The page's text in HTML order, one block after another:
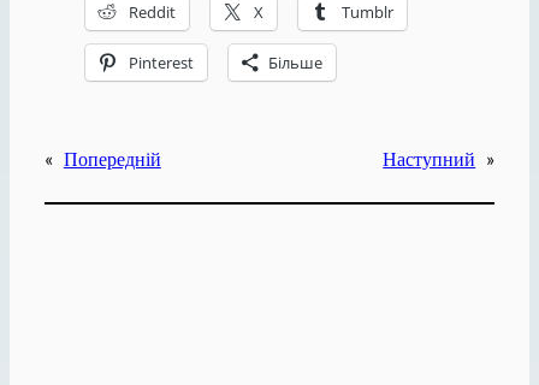
Reddit X Tumblr
Pinterest Більше
« Попередній Наступний »